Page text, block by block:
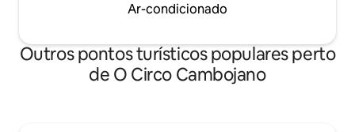
Ar-condicionado
Outros pontos turísticos populares perto
de O Circo Cambojano